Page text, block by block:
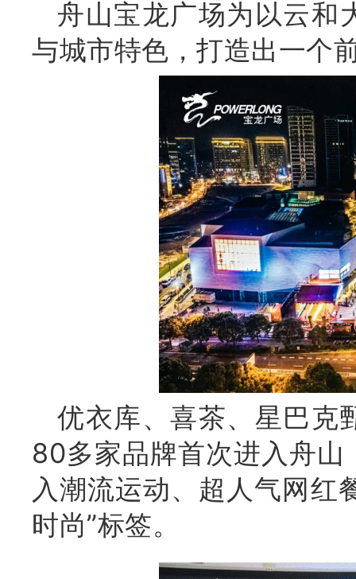
舟山宝龙广场为以云和
与城市特色，打造出一个
优衣库、喜茶、星巴克
80多家品牌首次进入舟
入潮流运动、超人气网红
时尚”标签。